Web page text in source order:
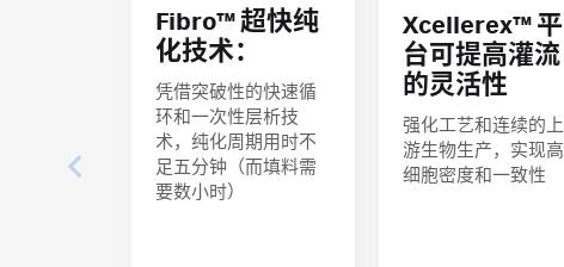
Fibro™ 超快纯
化技术：
凭借突破性的快速循
环和一次性层析技
术，纯化周期用时不
足五分钟（而填料需
要数小时）
Xcellerex™ 平
台可提高灌流
的灵活性
强化工艺和连续的上
游生物生产，实现高
细胞密度和一致性